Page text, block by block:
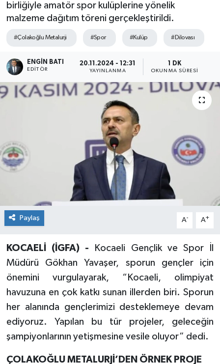
birliğiyle amatör spor kulüplerine yönelik
malzeme dağıtım töreni gerçekleştirildi.
#Çolakoğlu Metalurji #Spor #Kulüp #Dilovası
ENGIN BATI
EDITÖR
20.11.2024 - 12:31
YAYINLANMA
1 DK
OKUNMA SÜRESI
Paylaş A- A+
KOCAELİ (İGFA) -
Kocaeli Gençlik ve Spor İl
Müdürü Gökhan Yavaşer, sporun gençler için
önemini vurgulayarak, “Kocaeli, olimpiyat
havuzuna en çok katkı sunan illerden biri. Sporun
her alanında gençlerimizi desteklemeye devam
ediyoruz. Yapılan bu tür projeler, geleceğin
şampiyonlarının yetişmesine vesile oluyor” dedi.
ÇOLAKOĞLU METALURJİ’DEN ÖRNEK PROJE
Haber Arşivi